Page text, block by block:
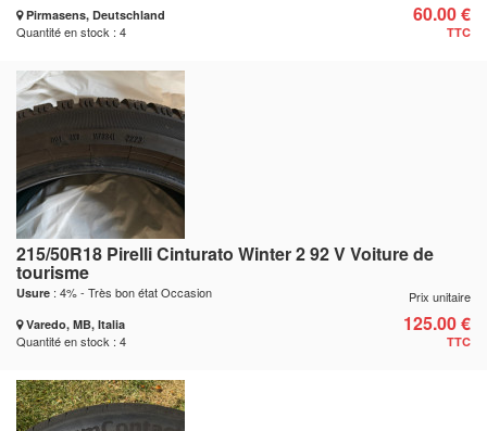
Pirmasens, Deutschland
Quantité en stock : 4
60.00 €
TTC
215/50R18 Pirelli Cinturato Winter 2 92 V Voiture de
tourisme
Usure : 4% - Très bon état Occasion
Varedo, MB, Italia
Quantité en stock : 4
Prix unitaire
125.00 €
TTC